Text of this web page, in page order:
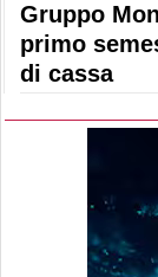
Gruppo
primo
di cassa